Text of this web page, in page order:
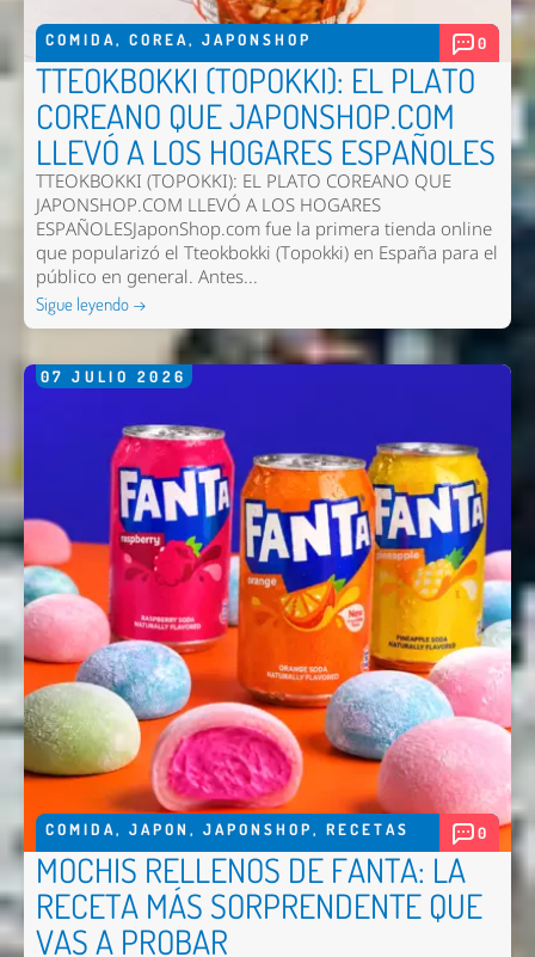
COMIDA, COREA, JAPONSHOP 0
TTEOKBOKKI (TOPOKKI): EL PLATO
COREANO QUE JAPONSHOP.COM
LLEVÓ A LOS HOGARES ESPAÑOLES
TTEOKBOKKI (TOPOKKI): EL PLATO COREANO QUE
JAPONSHOP.COM LLEVÓ A LOS HOGARES
ESPAÑOLESJaponShop.com fue la primera tienda online
que popularizó el Tteokbokki (Topokki) en España para el
público en general. Antes...
Sigue leyendo →
07 JULIO 2026
COMIDA, JAPON , JAPONSHOP, RECETAS 0
MOCHIS RELLENOS DE FANTA: LA
RECETA MÁS SORPRENDENTE QUE
VAS A PROBAR
Nombre *
Email *
Comentario *
Enviar